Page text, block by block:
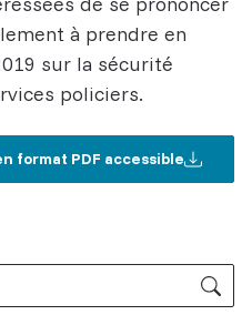
à prendre en
sur la sécurité
policiers.
format PDF accessible